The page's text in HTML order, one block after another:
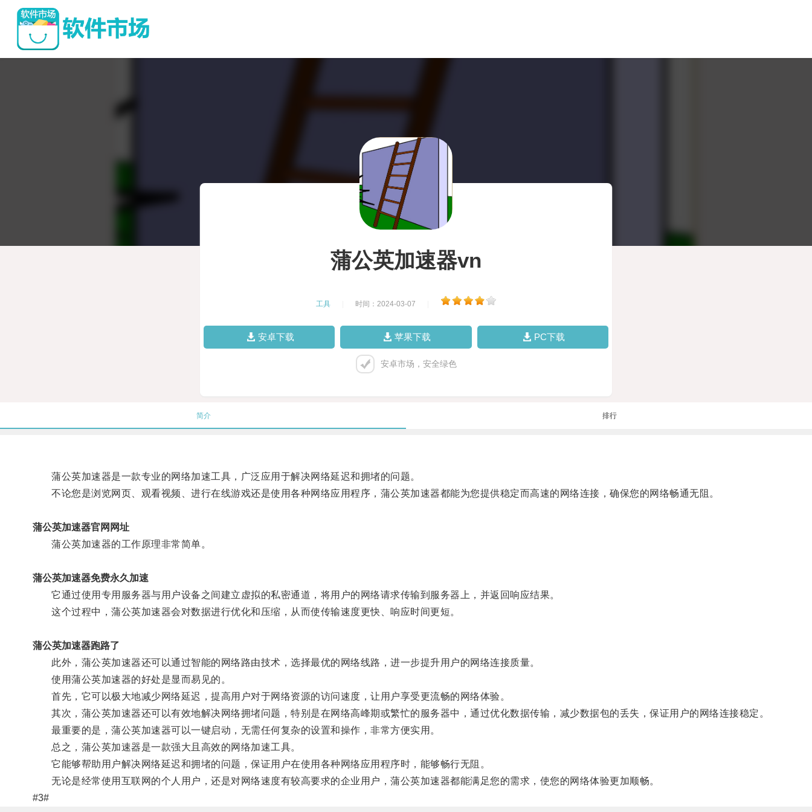
蒲公英加速器vn
工具 时间：2024-03-07
安卓下载 苹果下载 PC下载
安卓市场，安全绿色
简介 排行
蒲公英加速器是一款专业的网络加速工具，广泛应用于解决网络延迟和拥堵的问题。
不论您是浏览网页、观看视频、进行在线游戏还是使用各种网络应用程序，蒲公英加速器都能为您提供稳定而高速的网络连接，确保您的网络畅通无阻。
蒲公英加速器官网网址
蒲公英加速器的工作原理非常简单。
蒲公英加速器免费永久加速
它通过使用专用服务器与用户设备之间建立虚拟的私密通道，将用户的网络请求传输到服务器上，并返回响应结果。
这个过程中，蒲公英加速器会对数据进行优化和压缩，从而使传输速度更快、响应时间更短。
蒲公英加速器跑路了
此外，蒲公英加速器还可以通过智能的网络路由技术，选择最优的网络线路，进一步提升用户的网络连接质量。
使用蒲公英加速器的好处是显而易见的。
首先，它可以极大地减少网络延迟，提高用户对于网络资源的访问速度，让用户享受更流畅的网络体验。
其次，蒲公英加速器还可以有效地解决网络拥堵问题，特别是在网络高峰期或繁忙的服务器中，通过优化数据传输，减少数据包的丢失，保证用户的网络连接稳定。
最重要的是，蒲公英加速器可以一键启动，无需任何复杂的设置和操作，非常方便实用。
总之，蒲公英加速器是一款强大且高效的网络加速工具。
它能够帮助用户解决网络延迟和拥堵的问题，保证用户在使用各种网络应用程序时，能够畅行无阻。
无论是经常使用互联网的个人用户，还是对网络速度有较高要求的企业用户，蒲公英加速器都能满足您的需求，使您的网络体验更加顺畅。
#3#